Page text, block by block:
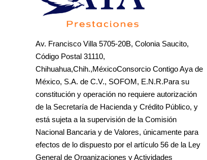
Av. Francisco Villa 5705-20B, Colonia Saucito,
Código Postal 31110,
Chihuahua,Chih.,MéxicoConsorcio Contigo Aya de
México, S.A. de C.V., SOFOM, E.N.R.Para su
constitución y operación no requiere autorización
de la Secretaría de Hacienda y Crédito Público, y
está sujeta a la supervisión de la Comisión
Nacional Bancaria y de Valores, únicamente para
efectos de lo dispuesto por el artículo 56 de la Ley
General de Organizaciones y Actividades